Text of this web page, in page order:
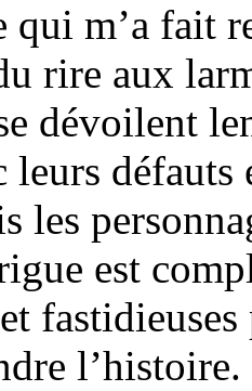
qui m’a fait
rire aux
dévoilent
leurs
les
est
l’histoire.